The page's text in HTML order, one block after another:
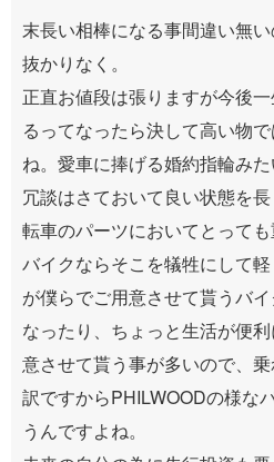
末長い相棒になる事間違い無
抜かりなく。
正直お値段は張りますが今後
るってなったら決して高い物
ね。愛車に捧げる婚約指輪み
冗談はさておいて良い状態を
転車のパーツにおいてとって
バイクならそこを犠牲にして
が僕らでご用意させて貰うバ
なったり、ちょっと生活が便
意させて貰う事が多いので、
訳ですからPHILWOODの様な
うんですよね。